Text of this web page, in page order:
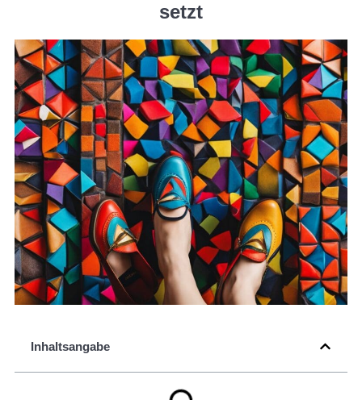
setzt
Inhaltsangabe